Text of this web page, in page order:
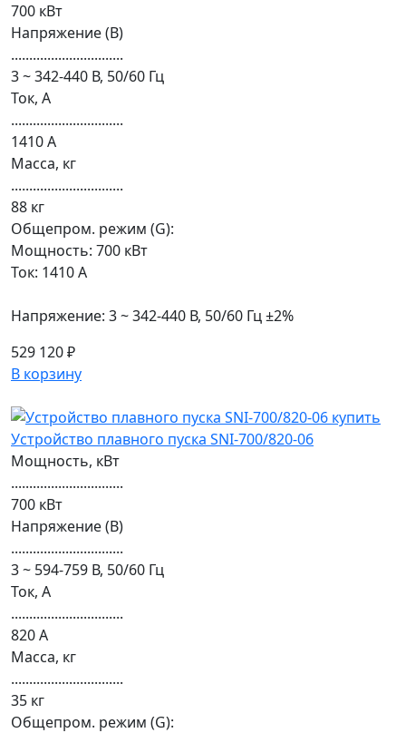
700 кВт
Напряжение (В)
...............................
3 ~ 342-440 В, 50/60 Гц
Ток, А
...............................
1410 А
Масса, кг
...............................
88 кг
Общепром. режим (G):
Мощность: 700 кВт
Ток: 1410 А
Напряжение: 3 ~ 342-440 В, 50/60 Гц ±2%
529 120 ₽
В корзину
Устройство плавного пуска SNI-700/820-06
Мощность, кВт
...............................
700 кВт
Напряжение (В)
...............................
3 ~ 594-759 В, 50/60 Гц
Ток, А
...............................
820 А
Масса, кг
...............................
35 кг
Общепром. режим (G):